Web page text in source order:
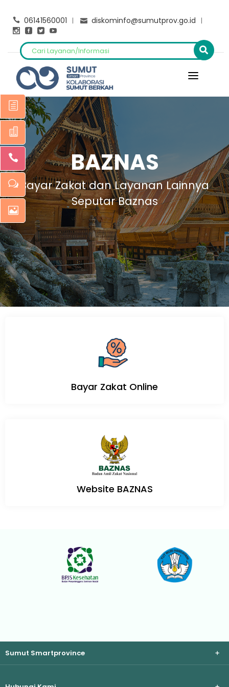
06141560001 diskominfo@sumutprov.go.id
BAZNAS
Bayar Zakat dan Layanan Lainnya
Seputar Baznas
Bayar Zakat Online
Website BAZNAS
Sumut Smartprovince